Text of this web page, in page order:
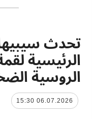
تحدث
الرئيسية
الروسية
06.07.2026 15:30